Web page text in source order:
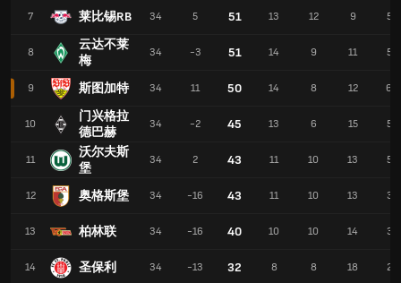
7 莱比锡RB
8
云达不莱
梅
9 斯图加特
10
门兴格拉
德巴赫
11
沃尔夫斯
堡
12 奥格斯堡
13 柏林联
14 圣保利
34 5 51 13 12 9 53
34 -3 51 14 9 11 54
34 11 50 14 8 12 64
34 -2 45 13 6 15 55
34 2 43 11 10 13 56
34 -16 43 11 10 13 35
34 -16 40 10 10 14 35
34 -13 32 8 8 18 28